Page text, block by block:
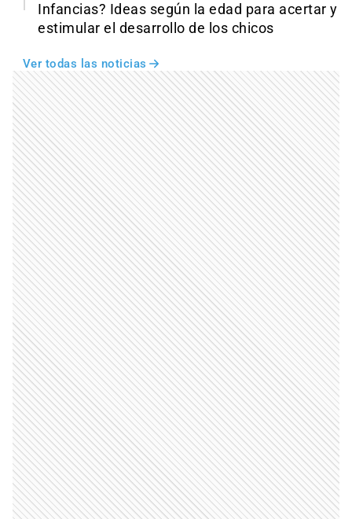
Infancias? Ideas según la edad para acertar y
estimular el desarrollo de los chicos
Ver todas las noticias